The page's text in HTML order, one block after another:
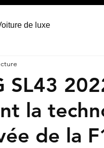
de luxe
SL43
la
de la